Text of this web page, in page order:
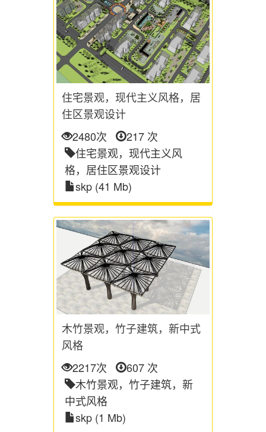
住宅景观，现代主义风格，居
住区景观设计
2480次
217 次
住宅景观，现代主义风
格，居住区景观设计
skp (41 Mb)
木竹景观，竹子建筑，新中式
风格
2217次
607 次
木竹景观，竹子建筑，新
中式风格
skp (1 Mb)